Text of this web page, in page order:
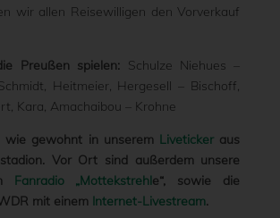
wir allen Reisewilligen den Vorverkauf
Preußen spielen: Schulze Niehues –
Heitmeier, Hergesell – Bischoff,
Kara, Amachaibou – Krohne
wie gewohnt in unserem Liveticker aus
Vor Ort sind außerdem unsere
Fanradio „Mottekstrehle“, sowie die
mit einem Internet-Livestream.